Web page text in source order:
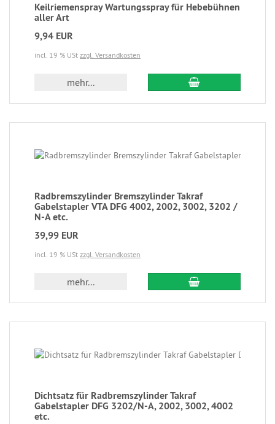
Keilriemenspray Wartungsspray für Hebebühnen
aller Art
9,94 EUR
incl. 19 % USt zzgl. Versandkosten
mehr...
Radbremszylinder Bremszylinder Takraf
Gabelstapler VTA DFG 4002, 2002, 3002, 3202 /
N-A etc.
39,99 EUR
incl. 19 % USt zzgl. Versandkosten
mehr...
Dichtsatz für Radbremszylinder Takraf
Gabelstapler DFG 3202/N-A, 2002, 3002, 4002
etc.